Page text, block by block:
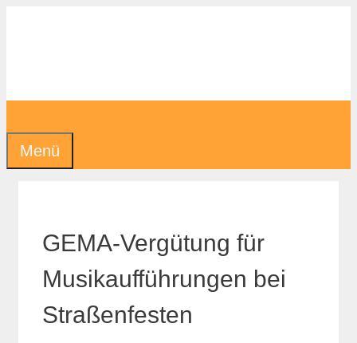
Menü
GEMA-Vergütung für
Musikaufführungen bei
Straßenfesten